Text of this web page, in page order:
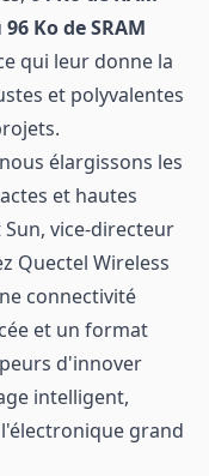
96 Ko de SRAM
qui leur donne la
et polyvalentes
élargissons les
et hautes
vice-directeur
Quectel Wireless
connectivité
et un format
d'innover
intelligent,
grand